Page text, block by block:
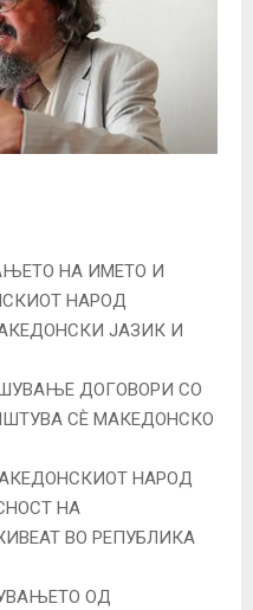
НА ИМЕТО И
НАРОД
ЈАЗИК И
ДОГОВОРИ СО
СÈ МАКЕДОНСКО
НАРОД
НА
ВО РЕПУБЛИКА
ОД